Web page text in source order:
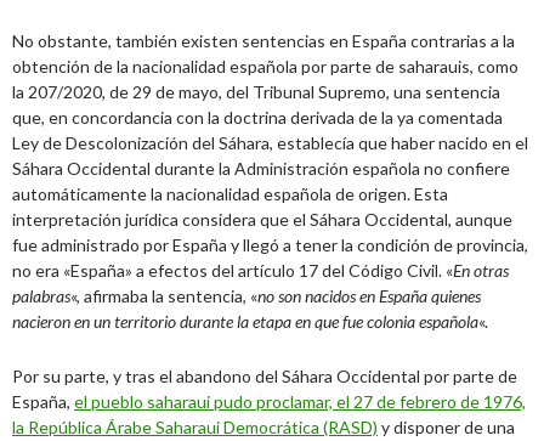
No obstante, también existen sentencias en España contrarias a la
obtención de la nacionalidad española por parte de saharauis, como
la 207/2020, de 29 de mayo, del Tribunal Supremo, una sentencia
que, en concordancia con la doctrina derivada de la ya comentada
Ley de Descolonización del Sáhara, establecía que haber nacido en el
Sáhara Occidental durante la Administración española no confiere
automáticamente la nacionalidad española de origen. Esta
interpretación jurídica considera que el Sáhara Occidental, aunque
fue administrado por España y llegó a tener la condición de provincia,
no era «España» a efectos del artículo 17 del Código Civil. «En otras
palabras«, afirmaba la sentencia, «no son nacidos en España quienes
nacieron en un territorio durante la etapa en que fue colonia española«.
Por su parte, y tras el abandono del Sáhara Occidental por parte de
España, el pueblo saharaui pudo proclamar, el 27 de febrero de 1976,
la República Árabe Saharaui Democrática (RASD) y disponer de una